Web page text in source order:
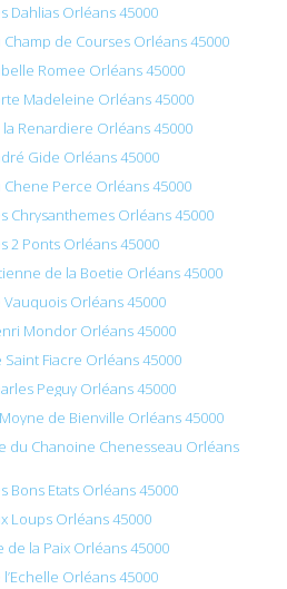
Dahlias Orléans 45000
de Courses Orléans 45000
Romee Orléans 45000
Madeleine Orléans 45000
Renardiere Orléans 45000
Gide Orléans 45000
Perce Orléans 45000
Chrysanthemes Orléans 45000
2 Ponts Orléans 45000
de la Boetie Orléans 45000
Orléans 45000
Mondor Orléans 45000
Fiacre Orléans 45000
Peguy Orléans 45000
de Bienville Orléans 45000
du Chanoine Chenesseau Orléans
Bons Etats Orléans 45000
Loups Orléans 45000
la Paix Orléans 45000
Orléans 45000